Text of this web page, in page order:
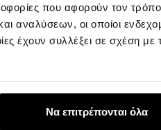
που αφορούν τον
αναλύσεων, οι οποίοι
έχουν συλλέξει σε σχέση με
Να επιτρέπονται όλα
12.08.
€